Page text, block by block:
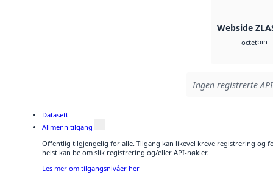
Webside
octetbin
Ingen registrerte
Datasett
Allmenn tilgang
Offentlig tilgjengelig for alle. Tilgang kan likevel kreve registrering og
helst kan be om slik registrering og/eller API-nøkler.
Les mer om tilgangsnivåer her